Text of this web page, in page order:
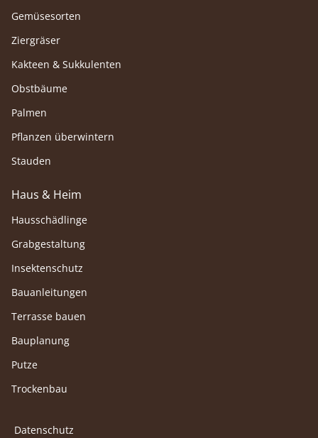
Gemüsesorten
Ziergräser
Kakteen & Sukkulenten
Obstbäume
Palmen
Pflanzen überwintern
Stauden
Haus & Heim
Hausschädlinge
Grabgestaltung
Insektenschutz
Bauanleitungen
Terrasse bauen
Bauplanung
Putze
Trockenbau
Datenschutz